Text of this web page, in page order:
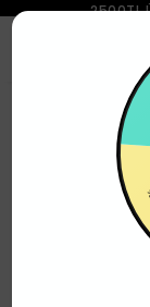
2500TL
600TL